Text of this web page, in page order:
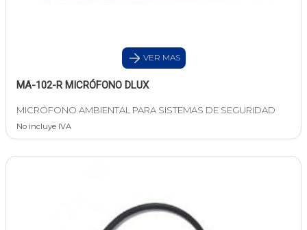
VER MAS
MA-102-R MICRÓFONO DLUX
MICRÓFONO AMBIENTAL PARA SISTEMAS DE SEGURIDAD
No incluye IVA